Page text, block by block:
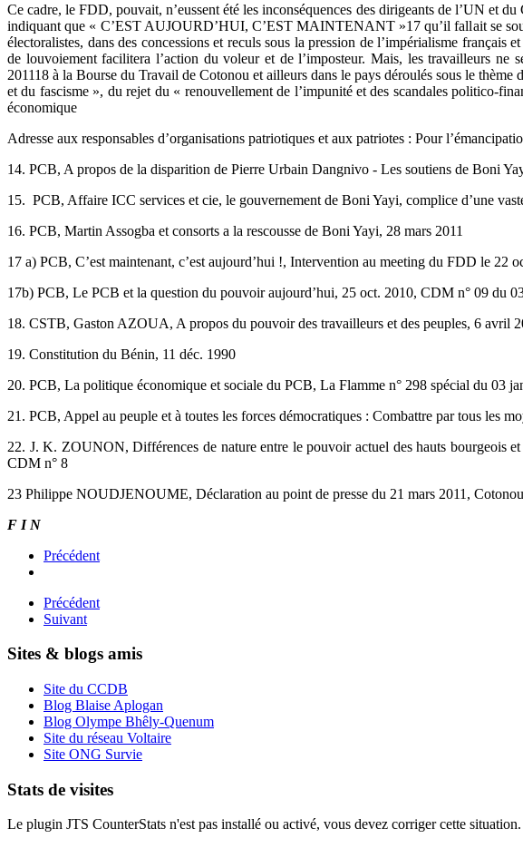
Ce cadre, le FDD, pouvait, n’eussent été les inconséquences des dirigeants de l’UN et
indiquant que « C’EST AUJOURD’HUI, C’EST MAINTENANT »17 qu’il fallait se
électoralistes, dans des concessions et reculs sous la pression de l’impérialisme
de louvoiement facilitera l’action du voleur et de l’imposteur. Mais, les travailleurs
201118 à la Bourse du Travail de Cotonou et ailleurs dans le pays déroulés sous le
et du fascisme », du rejet du « renouvellement de l’impunité et des scandales politico-
économique
Adresse aux responsables d’organisations patriotiques et aux patriotes : Pour
14. PCB, A propos de la disparition de Pierre Urbain Dangnivo - Les soutiens de Boni
15. PCB, Affaire ICC services et cie, le gouvernement de Boni Yayi, complice d’une
16. PCB, Martin Assogba et consorts a la rescousse de Boni Yayi, 28 mars 2011
17 a) PCB, C’est maintenant, c’est aujourd’hui !, Intervention au meeting du FDD le 22
17b) PCB, Le PCB et la question du pouvoir aujourd’hui, 25 oct. 2010, CDM n° 09 du
18. CSTB, Gaston AZOUA, A propos du pouvoir des travailleurs et des peuples, 6 avril
19. Constitution du Bénin, 11 déc. 1990
20. PCB, La politique économique et sociale du PCB, La Flamme n° 298 spécial du 03
21. PCB, Appel au peuple et à toutes les forces démocratiques : Combattre par tous les
22. J. K. ZOUNON, Différences de nature entre le pouvoir actuel des hauts bourgeois
CDM n° 8
23 Philippe NOUDJENOUME, Déclaration au point de presse du 21 mars 2011, Cotonou
F I N
Précédent
Précédent
Suivant
Sites & blogs amis
Site du CCDB
Blog Blaise Aplogan
Blog Olympe Bhêly-Quenum
Site du réseau Voltaire
Site ONG Survie
Stats de visites
Le plugin JTS CounterStats n'est pas installé ou activé, vous devez corriger cette situation.